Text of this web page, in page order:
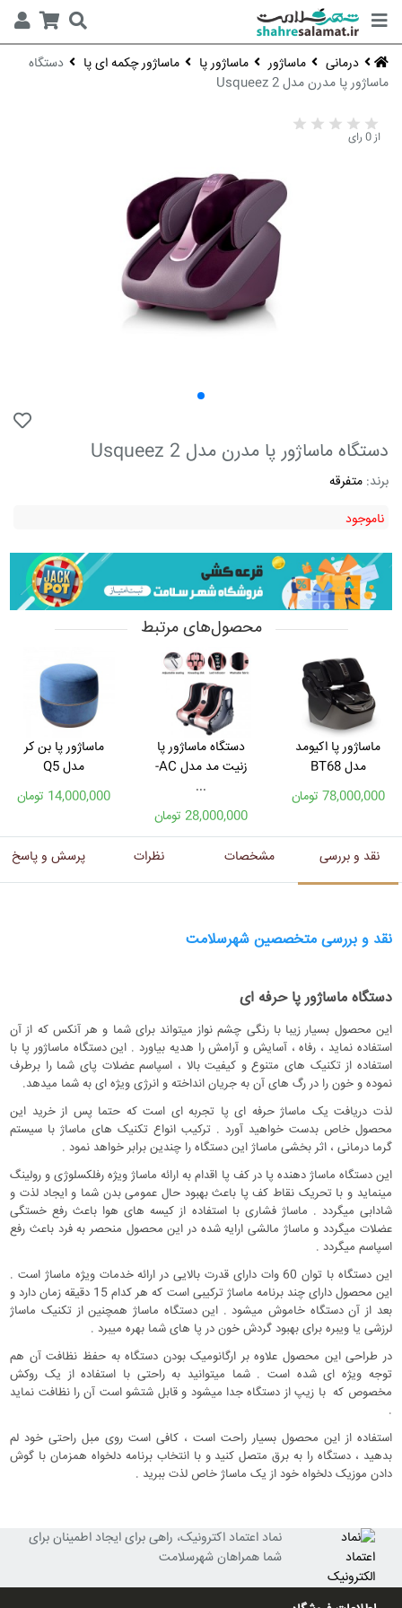
درمانی ماساژور ماساژور پا ماساژور چکمه ای پا
دستگاه
ماساژور پا مدرن مدل Usqueez 2
از 0 رای
دستگاه ماساژور پا مدرن مدل Usqueez 2
برند: متفرقه
ناموجود
محصول‌های مرتبط
ماساژور پا اکیومد
مدل BT68
78,000,000 تومان
دستگاه ماساژور پا
زنیت مد مدل AC-
...
28,000,000 تومان
ماساژور پا بن کر
مدل Q5
14,000,000 تومان
نقد و بررسی مشخصات نظرات پرسش و پاسخ
نقد و بررسی متخصصین شهرسلامت
دستگاه ماساژور پا حرفه ای
این محصول بسیار زیبا با رنگی چشم نواز میتواند برای شما و هر آنکس که از آن
استفاده نماید ، رفاه ، آسایش و آرامش را هدیه بیاورد . این دستگاه ماساژور پا با
استفاده از تکنیک های متنوع و کیفیت بالا ، اسپاسم عضلات پای شما را برطرف
نموده و خون را در رگ های آن به جریان انداخته و انرژی ویژه ای به شما میدهد.
لذت دریافت یک ماساژ حرفه ای پا تجربه ای است که حتما پس از خرید این
محصول خاص بدست خواهید آورد . ترکیب انواع تکنیک های ماساژ با سیستم
گرما درمانی ، اثر بخشی ماساژ این دستگاه را چندین برابر خواهد نمود .
این دستگاه ماساژ دهنده پا در کف پا اقدام به ارائه ماساژ ویژه رفلکسلوژی و رولینگ
مینماید و با تحریک نقاط کف پا باعث بهبود حال عمومی بدن شما و ایجاد لذت و
شادابی میگردد . ماساژ فشاری با استفاده از کیسه های هوا باعث رفع خستگی
عضلات میگردد و ماساژ مالشی ارایه شده در این محصول منحصر به فرد باعث رفع
اسپاسم میگردد .
این دستگاه با توان 60 وات دارای قدرت بالایی در ارائه خدمات ویژه ماساژ است .
این محصول دارای چند برنامه ماساژ ترکیبی است که هر کدام 15 دقیقه زمان دارد و
بعد از آن دستگاه خاموش میشود . این دستگاه ماساژ همچنین از تکنیک ماساژ
لرزشی یا ویبره برای بهبود گردش خون در پا های شما بهره میبرد .
در طراحی این محصول علاوه بر ارگانومیک بودن دستگاه به حفظ نظافت آن هم
توجه ویژه ای شده است . شما میتوانید به راحتی با استفاده از یک روکش
مخصوص که با زیپ از دستگاه جدا میشود و قابل شتشو است آن را نظافت نماید
.
استفاده از این محصول بسیار راحت است ، کافی است روی مبل راحتی خود لم
بدهید ، دستگاه را به برق متصل کنید و با انتخاب برنامه دلخواه همزمان با گوش
دادن موزیک دلخواه خود از یک ماساژ خاص لذت ببرید .
نماد اعتماد اکترونیک، راهی برای ایجاد اطمینان برای
شما همراهان شهرسلامت